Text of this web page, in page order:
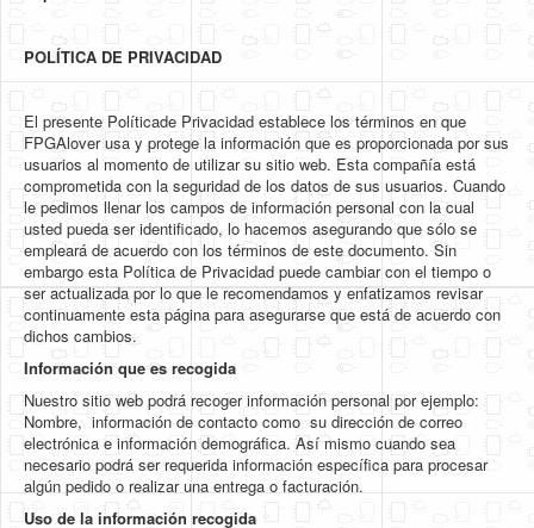
IP Cores
Projects
Simple Video Game
Wav player
Accelerometer Vpython
Mandelbrot
PS2 Controller Interface
PC Engine
N64 Controller Module
POLÍTICA DE PRIVACIDAD
El presente Políticade Privacidad establece los términos en que
FPGAlover usa y protege la información que es proporcionada por sus
usuarios al momento de utilizar su sitio web. Esta compañía está
comprometida con la seguridad de los datos de sus usuarios. Cuando
le pedimos llenar los campos de información personal con la cual
usted pueda ser identificado, lo hacemos asegurando que sólo se
empleará de acuerdo con los términos de este documento. Sin
embargo esta Política de Privacidad puede cambiar con el tiempo o
ser actualizada por lo que le recomendamos y enfatizamos revisar
continuamente esta página para asegurarse que está de acuerdo con
dichos cambios.
Información que es recogida
Nuestro sitio web podrá recoger información personal por ejemplo:
Nombre, información de contacto como su dirección de correo
electrónica e información demográfica. Así mismo cuando sea
necesario podrá ser requerida información específica para procesar
algún pedido o realizar una entrega o facturación.
Uso de la información recogida